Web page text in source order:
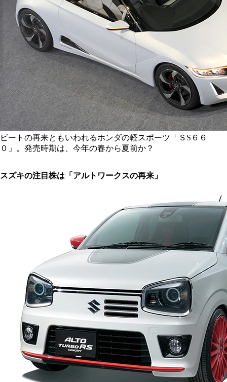
ビートの再来ともいわれるホンダの軽スポーツ「ＳS６６
０」。発売時期は、今年の春から夏前か？
スズキの注目株は「アルトワークスの再来」